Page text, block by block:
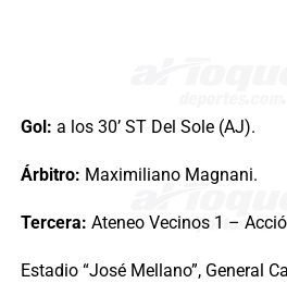
Gol: a los 30’ ST Del Sole (AJ).
Árbitro: Maximiliano Magnani.
Tercera: Ateneo Vecinos 1 –
Estadio “José Mellano”, General